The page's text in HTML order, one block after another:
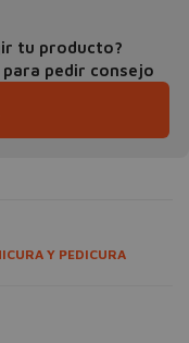
tu producto?
pedir consejo
Y PEDICURA